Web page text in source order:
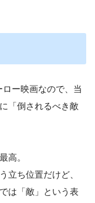
ー映画なので、当
「倒されるべき敵
高。
立ち位置だけど、
は「敵」という表